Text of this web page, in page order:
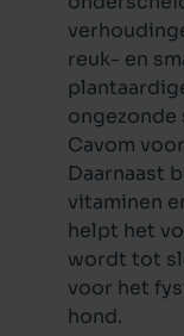
reuk- en
Cavom
Daarnaast
vitaminen
helpt het
wordt tot
voor het
hond.